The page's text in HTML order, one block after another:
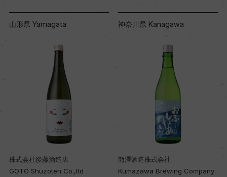
山形県 Yamagata
株式会社後藤酒造店
GOTO Shuzoten Co.,ltd
神奈川県 Kanagawa
熊澤酒造株式会社
Kumazawa Brewing Company